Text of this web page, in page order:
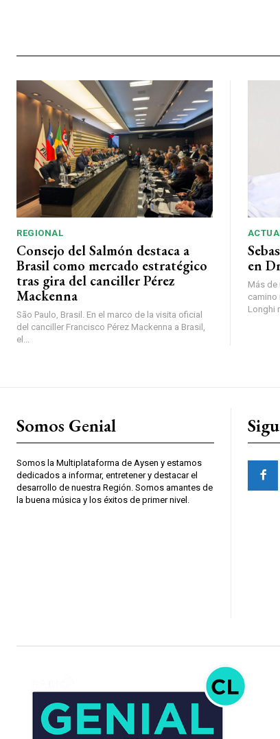
REGIONAL
Consejo del Salmón destaca a
Brasil como mercado estratégico
tras gira del canciller Pérez
Mackenna
São Paulo, Brasil. En el marco de la visita oficial
del canciller Francisco Pérez Mackenna a Brasil,
el...
en
Más de
camino
Longhi
Somos Genial
Somos la Multiplataforma de Aysen y estamos
dedicados a informar, entretener y destacar el
desarrollo de nuestra Región. Somos amantes de
la buena música y los éxitos de primer nivel.